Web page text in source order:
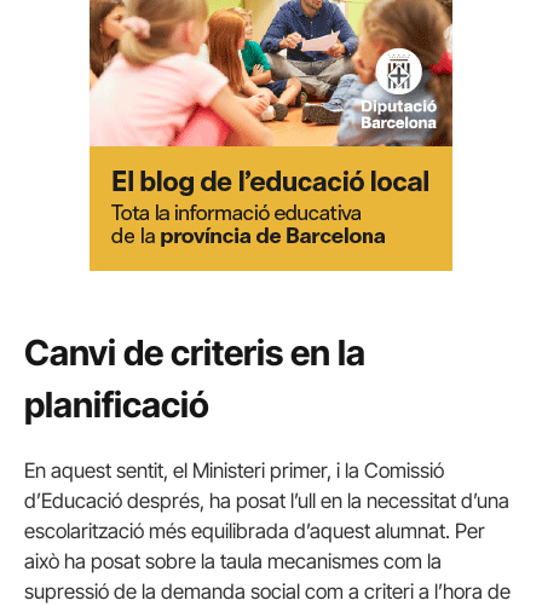
Canvi de criteris en la
planificació
En aquest sentit, el Ministeri primer, i la Comissió
d’Educació després, ha posat l’ull en la necessitat d’una
escolarització més equilibrada d’aquest alumnat. Per
això ha posat sobre la taula mecanismes com la
supressió de la demanda social com a criteri a l’hora de